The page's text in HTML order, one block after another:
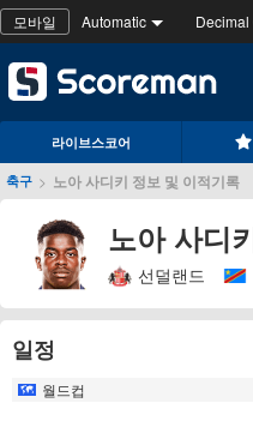
모바일 Automatic Decimal
라이브스코어
축구 > 노아 사디키 정보 및 이적기록
노아 사디
선덜랜드
일정
월드컵